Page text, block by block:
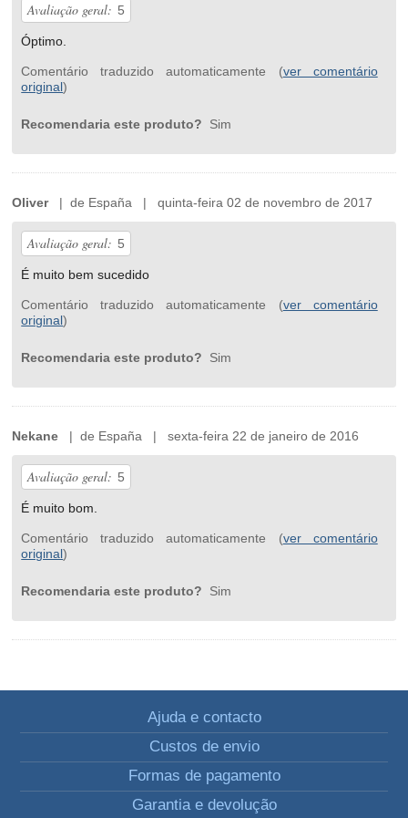
Avaliação geral: 5
Óptimo.
Comentário traduzido automaticamente (ver comentário
original)
Recomendaria este produto? Sim
Oliver| de España | quinta-feira 02 de novembro de 2017
Avaliação geral: 5
É muito bem sucedido
Comentário traduzido automaticamente (ver comentário
original)
Recomendaria este produto? Sim
Nekane | de España | sexta-feira 22 de janeiro de 2016
Avaliação geral: 5
É muito bom.
Comentário traduzido automaticamente (ver comentário
original)
Recomendaria este produto? Sim
Ajuda e contacto
Custos de envio
Formas de pagamento
Garantia e devolução